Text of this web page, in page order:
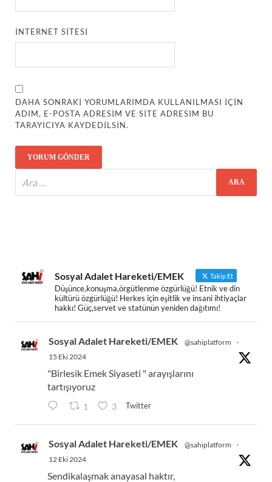
İNTERNET SITESI
DAHA SONRAKI YORUMLARIMDA KULLANILMASI IÇIN
ADIM, E-POSTA ADRESIM VE SITE ADRESIM BU
TARAYICIYA KAYDEDILSIN.
Sosyal Adalet Hareketi/EMEK Takip Et
Düşünce,konuşma,örgütlenme özgürlüğü! Etnik ve din
kültürü özgürlüğü! Herkes için eşitlik ve insani ihtiyaçlar
hakkı! Güç,servet ve statünün yeniden dağıtımı!
Sosyal Adalet Hareketi/EMEK @sahiplatform
·
15 Eki 2024
"Birlesik Emek Siyaseti " arayışlarını
tartışıyoruz
1 3 Twitter
Sosyal Adalet Hareketi/EMEK @sahiplatform
·
12 Eki 2024
Sendikalaşmak anayasal haktır,